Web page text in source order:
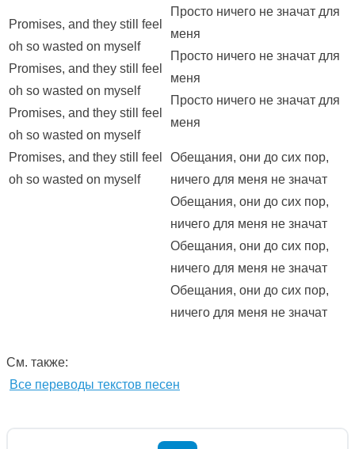
Promises, and they still feel
oh so wasted on myself
Promises, and they still feel
oh so wasted on myself
Promises, and they still feel
oh so wasted on myself
Promises, and they still feel
oh so wasted on myself
Просто ничего не значат для
меня
Просто ничего не значат для
меня
Просто ничего не значат для
меня
Обещания, они до сих пор,
ничего для меня не значат
Обещания, они до сих пор,
ничего для меня не значат
Обещания, они до сих пор,
ничего для меня не значат
Обещания, они до сих пор,
ничего для меня не значат
См. также:
Все переводы текстов песен